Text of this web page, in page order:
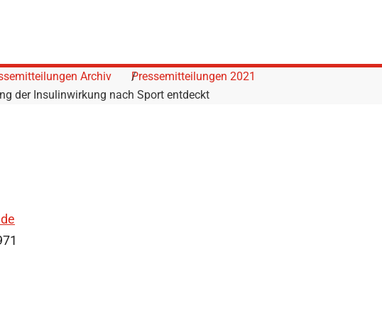
Archiv
Pressemitteilungen 2021
der Insulinwirkung nach Sport entdeckt